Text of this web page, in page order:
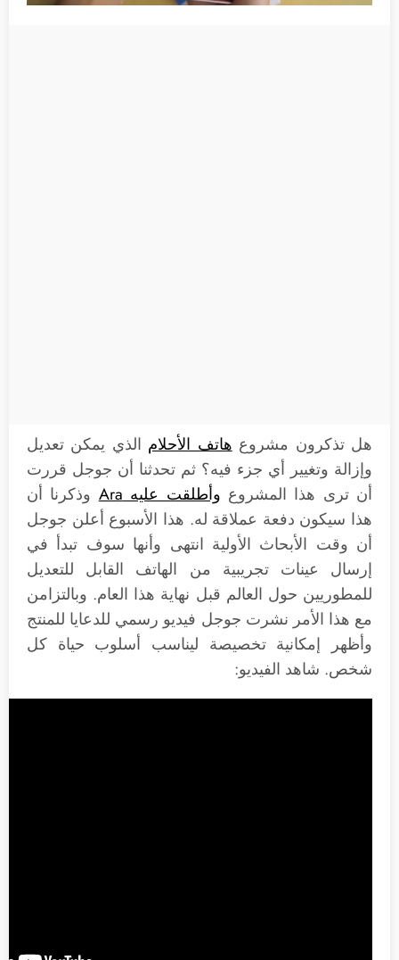
هل تذكرون مشروعهاتف الأحلام الذي يمكن تعديل
وإزالة وتغيير أي جزء فيه؟ ثم تحدثنا أن جوجل قررت
أن ترى هذا المشروع وأطلقت عليه Ara
وذكرنا أن
هذا سيكون دفعة عملاقة له. هذا الأسبوع أعلن جوجل
أن وقت الأبحاث الأولية انتهى وأنها سوف تبدأ في
إرسال عينات تجريبية من الهاتف القابل للتعديل
للمطوريين حول العالم قبل نهاية هذا العام. وبالتزامن
مع هذا الأمر نشرت جوجل فيديو رسمي للدعايا للمنتج
وأظهر إمكانية تخصيصة ليناسب أسلوب حياة كل
شخص. شاهد الفيديو: